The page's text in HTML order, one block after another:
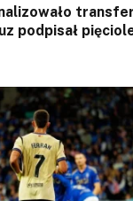
podpisał